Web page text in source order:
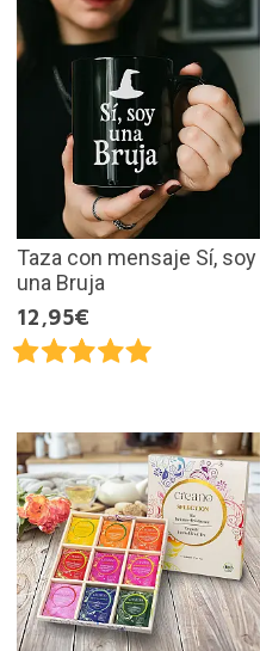
Taza con mensaje Sí, soy
una Bruja
12,95€